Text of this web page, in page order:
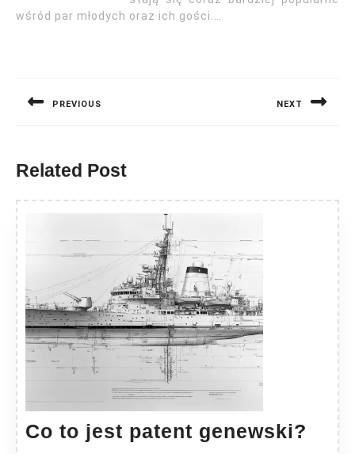
wśród par młodych oraz ich gości.…
PREVIOUS NEXT
Related Post
Co to jest patent genewski?